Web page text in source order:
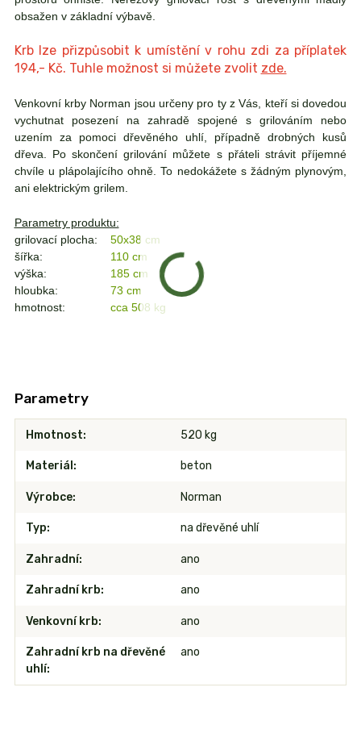
obsažen v základní výbavě.
Krb lze přizpůsobit k umístění v rohu zdi za příplatek
194,- Kč. Tuhle možnost si můžete zvolit zde.
Venkovní krby Norman jsou určeny pro ty z Vás, kteří si dovedou
vychutnat posezení na zahradě spojené s grilováním nebo
uzením za pomoci dřevěného uhlí, případně drobných kusů
dřeva. Po skončení grilování můžete s přáteli strávit příjemné
chvíle u plápolajícího ohně. To nedokážete s žádným plynovým,
ani elektrickým grilem.
Parametry produktu:
grilovací plocha:
50x38 cm
šířka:
110 cm
výška:
185 cm
hloubka:
73 cm
hmotnost:
cca 508 kg
Parametry
Hmotnost 520 kg
Materiál beton
Výrobce Norman
Typ na dřevěné uhlí
Zahradní ano
Zahradní krb ano
Venkovní krb ano
Zahradní krb na dřevěné
uhlí
ano